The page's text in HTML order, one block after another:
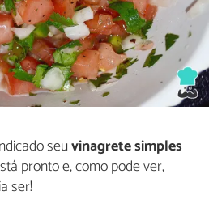
seuvinagrete simples
pronto e, como pode ver,
ser!